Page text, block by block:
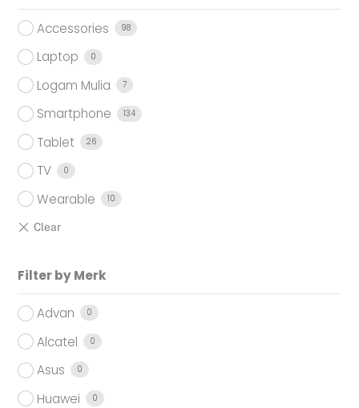
Accessories 98
Laptop 0
Logam Mulia 7
Smartphone 134
Tablet 26
TV 0
Wearable 10
Filter by Merk
Advan 0
Alcatel 0
Asus 0
Huawei 0